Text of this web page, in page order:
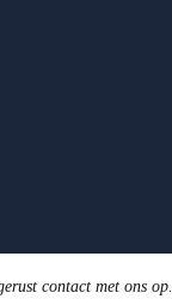
contact met ons op.